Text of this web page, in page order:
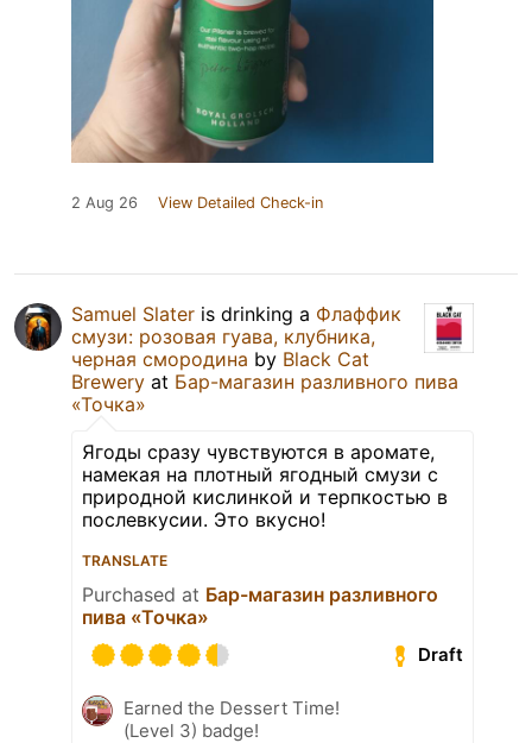
2 Aug 26 View Detailed Check-in
Samuel Slater is drinking a Флаффик
смузи: розовая гуава, клубника,
черная смородина by Black Cat
Brewery at Бар-магазин разливного пива
«Точка»
Ягоды сразу чувствуются в аромате,
намекая на плотный ягодный смузи с
природной кислинкой и терпкостью в
послевкусии. Это вкусно!
TRANSLATE
Purchased at Бар-магазин разливного
пива «Точка»
Draft
Earned the Dessert Time!
(Level 3) badge!